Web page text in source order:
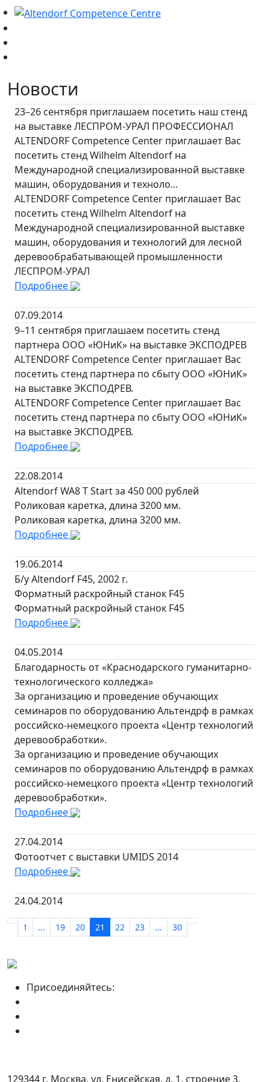
Новости
23–26 сентября приглашаем посетить наш стенд
на выставке ЛЕСПРОМ-УРАЛ ПРОФЕССИОНАЛ
ALTENDORF Competence Center приглашает Вас
посетить стенд Wilhelm Altendorf на
Международной специализированной выставке
машин, оборудования и техноло...
ALTENDORF Competence Center приглашает Вас
посетить стенд Wilhelm Altendorf на
Международной специализированной выставке
машин, оборудования и технологий для лесной
деревообрабатывающей промышленности
ЛЕСПРОМ-УРАЛ
Подробнее
07.09.2014
9–11 сентября приглашаем посетить стенд
партнера ООО «ЮНиК» на выставке ЭКСПОДРЕВ
ALTENDORF Competence Center приглашает Вас
посетить стенд партнера по сбыту ООО «ЮНиК»
на выставке ЭКСПОДРЕВ.
ALTENDORF Competence Center приглашает Вас
посетить стенд партнера по сбыту ООО «ЮНиК»
на выставке ЭКСПОДРЕВ.
Подробнее
22.08.2014
Altendorf WA8 T Start за 450 000 рублей
Роликовая каретка, длина 3200 мм.
Роликовая каретка, длина 3200 мм.
Подробнее
19.06.2014
Б/у Altendorf F45, 2002 г.
Форматный раскройный станок F45
Форматный раскройный станок F45
Подробнее
04.05.2014
Благодарность от «Краснодарского гуманитарно-
технологического колледжа»
За организацию и проведение обучающих
семинаров по оборудованию Альтендрф в рамках
российско-немецкого проекта «Центр технологий
деревообработки».
За организацию и проведение обучающих
семинаров по оборудованию Альтендрф в рамках
российско-немецкого проекта «Центр технологий
деревообработки».
Подробнее
27.04.2014
Фотоотчет с выставки UMIDS 2014
Подробнее
24.04.2014
1 ... 19 20 21 22 23 ... 30
Присоединяйтесь:
129344 г. Москва, ул. Енисейская, д. 1, строение 3,